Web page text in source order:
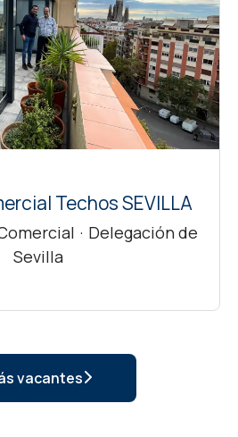
Techos SEVILLA
· Delegación de
Sevilla
vacantes